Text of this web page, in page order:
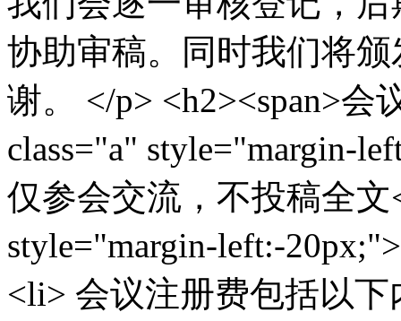
协助审稿。同时我们将
谢。 </p> <h2><span>会
class="a" style="margin-
仅参会交流，不投稿全文
style="margin-left:-
<li> 会议注册费包括以